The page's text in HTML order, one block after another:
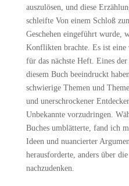
auszulösen, und diese
schleifte Von einem Schloß
Geschehen eingeführt wurde,
Konflikten brachte. Es ist eine
für das nächste Heft. Eines
diesem Buch beeindruckt
schwierige Themen und
und unerschrockener
Unbekannte vorzudringen.
Buches umblätterte, fand ich
Ideen und nuancierter
herausforderte, anders über
nachzudenken.